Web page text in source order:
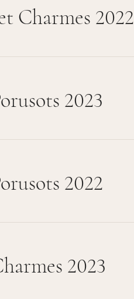
Charmes 2022
2023
2022
2023